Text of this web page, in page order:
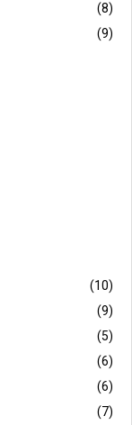
(8)
(9)
(10)
(9)
(5)
(6)
(6)
(7)